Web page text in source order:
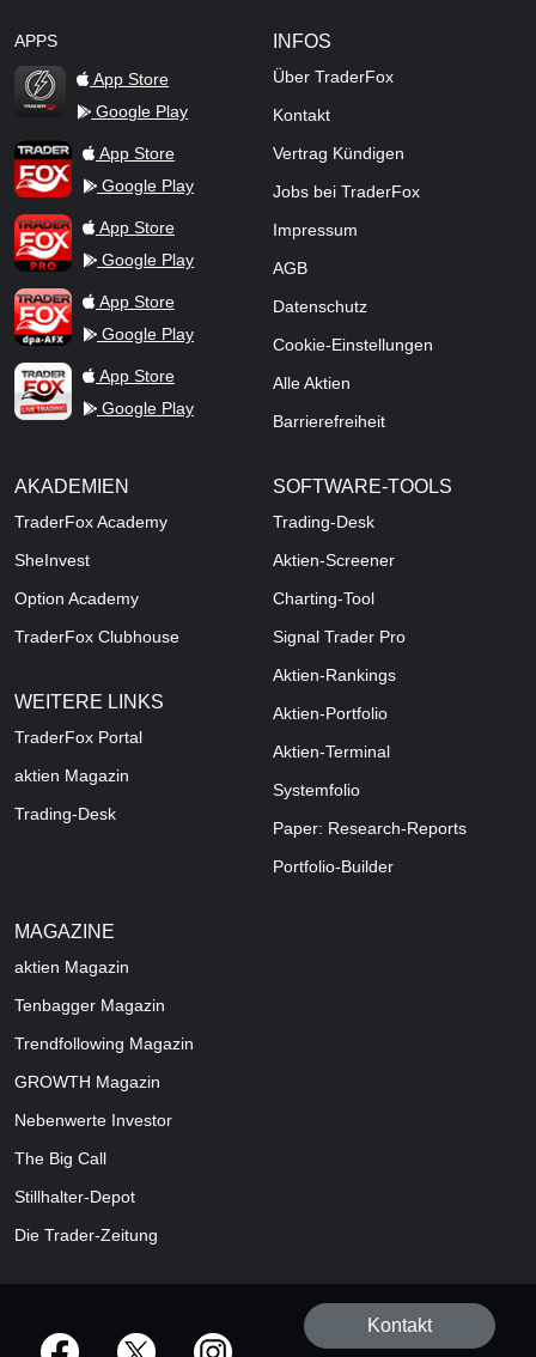
APPS
TraderFox Flash
App Store
Google Play
TraderFox AppApp Store
Google Play
TraderFox ProApp Store
Google Play
TraderFox dpa-AFX ProFeed
App Store
Google Play
TraderFox Live Trading
App Store
Google Play
INFOS
Über TraderFox
Kontakt
Vertrag Kündigen
Jobs bei TraderFox
Impressum
AGB
Datenschutz
Cookie-Einstellungen
Alle Aktien
Barrierefreiheit
AKADEMIEN
TraderFox Academy
SheInvest
Option Academy
TraderFox Clubhouse
WEITERE LINKS
TraderFox Portal
aktien Magazin
Trading-Desk
SOFTWARE-TOOLS
Trading-Desk
Aktien-Screener
Charting-Tool
Signal Trader Pro
Aktien-Rankings
Aktien-Portfolio
Aktien-Terminal
Systemfolio
Paper: Research-Reports
Portfolio-Builder
MAGAZINE
aktien Magazin
Tenbagger Magazin
Trendfollowing Magazin
GROWTH Magazin
Nebenwerte Investor
The Big Call
Stillhalter-Depot
Die Trader-Zeitung
offizielle Social Media-Accounts
Kontakt